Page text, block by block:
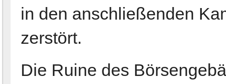
in den anschließenden
zerstört.
Die Ruine des